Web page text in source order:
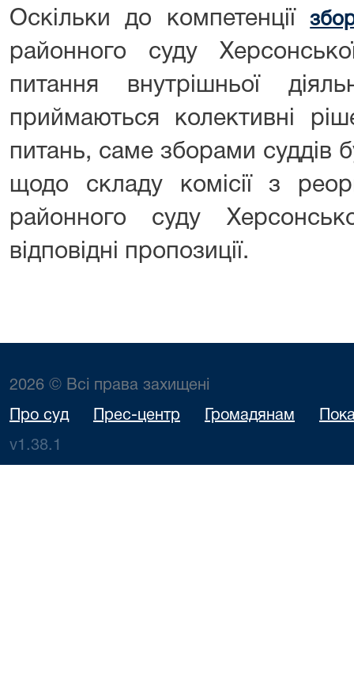
Оскільки до компетенції
районного суду
питання внутрішньої
приймаються колективні
питань, саме зборами суддів
щодо складу комісії з
районного суду
відповідні пропозиції.
2026 © Всі права захищені
Про суд Прес-центр Громадянам
v1.38.1